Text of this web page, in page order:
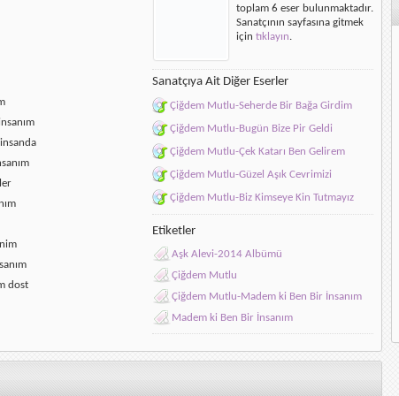
dost
toplam 6 eser bulunmaktadır.
Sanatçının sayfasına gitmek
için tıklayın.
Sanatçıya Ait Diğer Eserler
Çiğdem Mutlu-Seherde Bir Bağa Girdim
Çiğdem Mutlu-Bugün Bize Pir Geldi
Çiğdem Mutlu-Çek Katarı Ben Gelirem
Çiğdem Mutlu-Güzel Aşık Cevrimizi
Çiğdem Mutlu-Biz Kimseye Kin Tutmayız
Etiketler
Aşk Alevi-2014 Albümü
Çiğdem Mutlu
Çiğdem Mutlu-Madem ki Ben Bir İnsanım
Madem ki Ben Bir İnsanım